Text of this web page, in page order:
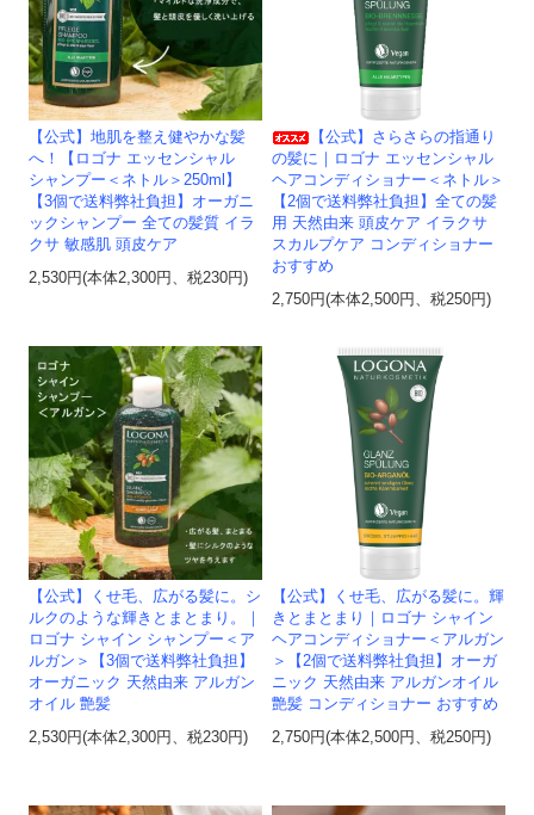
【公式】地肌を整え健やかな髪
へ！【ロゴナ エッセンシャル
シャンプー＜ネトル＞250ml】
【3個で送料弊社負担】オーガニ
ックシャンプー 全ての髪質 イラ
クサ 敏感肌 頭皮ケア
2,530円(本体2,300円、税230円)
【公式】さらさらの指通り
の髪に｜ロゴナ エッセンシャル
ヘアコンディショナー＜ネトル＞
【2個で送料弊社負担】全ての髪
用 天然由来 頭皮ケア イラクサ
スカルプケア コンディショナー
おすすめ
2,750円(本体2,500円、税250円)
【公式】くせ毛、広がる髪に。シ
ルクのような輝きとまとまり。｜
ロゴナ シャイン シャンプー＜ア
ルガン＞【3個で送料弊社負担】
オーガニック 天然由来 アルガン
オイル 艶髪
2,530円(本体2,300円、税230円)
【公式】くせ毛、広がる髪に。輝
きとまとまり｜ロゴナ シャイン
ヘアコンディショナー＜アルガン
＞【2個で送料弊社負担】オーガ
ニック 天然由来 アルガンオイル
艶髪 コンディショナー おすすめ
2,750円(本体2,500円、税250円)